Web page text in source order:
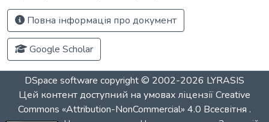
Повна інформація про документ
Google Scholar
DSpace software copyright © 2002-2026 LYRASIS
Цей контент доступний на умовах ліцензіїCreative
Commons «Attribution-NonCommercial» 4.0 Всесвітня .